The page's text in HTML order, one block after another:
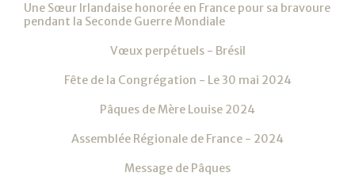
Une Sœur Irlandaise honorée en France pour sa bravoure
pendant la Seconde Guerre Mondiale
Vœux perpétuels - Brésil
Fête de la Congrégation - Le 30 mai 2024
Pâques de Mère Louise 2024
Assemblée Régionale de France - 2024
Message de Pâques